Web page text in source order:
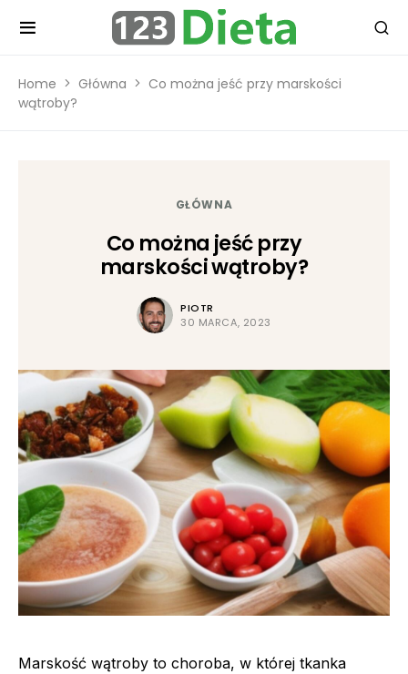
Home Główna
Co można jeść przy marskości
wątroby?
GŁÓWNA
Co można jeść przy
marskości wątroby?
PIOTR
30 MARCA, 2023
Marskość wątroby to choroba, w której tkanka